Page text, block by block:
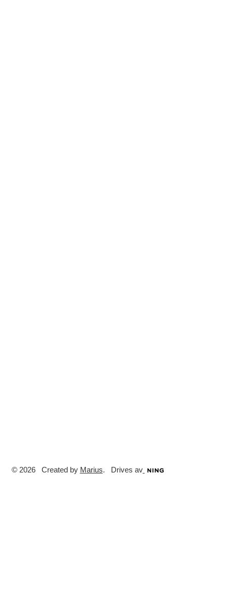
© 2026 Created by Marius. Drives av